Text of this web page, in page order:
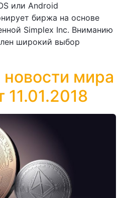
или Android
биржа на основе
Simplex Inc. Вниманию
широкий выбор
мира
11.01.2018